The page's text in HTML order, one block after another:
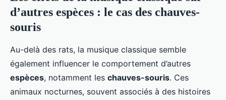
d’autres espèces : le cas des chauves-
souris
Au-delà des rats, la musique classique semble
également influencer le comportement d’autres
espèces, notamment les chauves-souris. Ces
animaux nocturnes, souvent associés à des histoires